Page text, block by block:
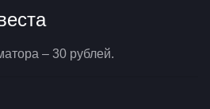
– 30 рублей.